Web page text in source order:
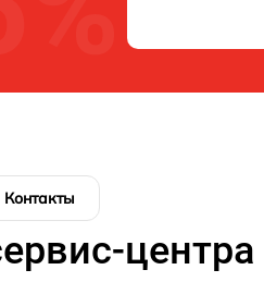
Контакты
центра